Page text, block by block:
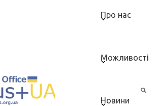
Про нас
Можливості
Новини